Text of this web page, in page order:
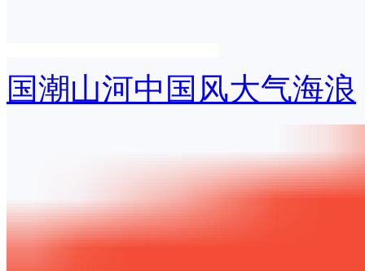
国潮山河中国风大气海浪